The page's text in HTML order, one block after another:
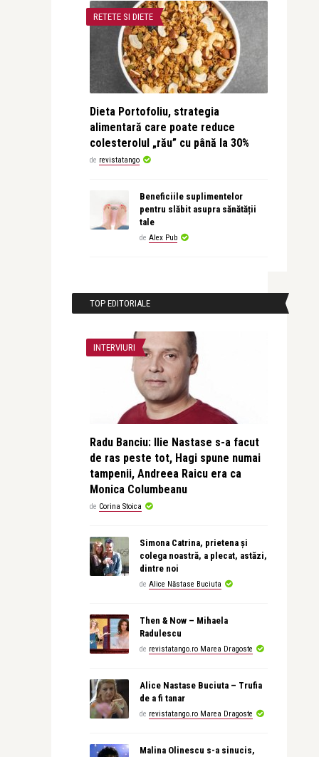
RETETE SI DIETE
Dieta Portofoliu, strategia
alimentară care poate reduce
colesterolul „rău” cu până la 30%
de revistatango
Beneficiile suplimentelor
pentru slăbit asupra sănătății
tale
de Alex Pub
TOP EDITORIALE
INTERVIURI
Radu Banciu: Ilie Nastase s-a facut
de ras peste tot, Hagi spune numai
tampenii, Andreea Raicu era ca
Monica Columbeanu
de Corina Stoica
Simona Catrina, prietena și
colega noastră, a plecat, astăzi,
dintre noi
de Alice Năstase Buciuta
Then & Now – Mihaela
Radulescu
de revistatango.ro Marea Dragoste
Alice Nastase Buciuta – Trufia
de a fi tanar
de revistatango.ro Marea Dragoste
Malina Olinescu s-a sinucis,